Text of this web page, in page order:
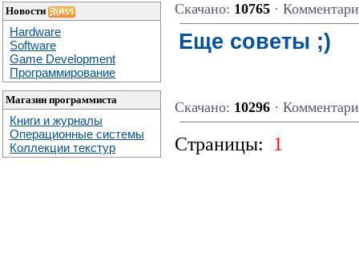
Новости
Hardware
Software
Game Development
Программирование
Магазин программиста
Книги и журналы
Операционные системы
Коллекции текстур
Скачано: 10765 ·
Еще советы ;)
Скачано: 10296 ·
Страницы: 1